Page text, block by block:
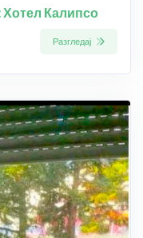
Калипсо
Разгледај